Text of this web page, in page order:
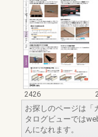
2426
お探しのページは「
タログビューでは
んになれます。